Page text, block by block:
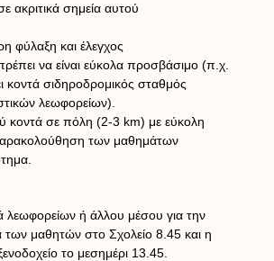
ακριτικά σημεία αυτού
και έλεγχος
να είναι εύκολα προσβάσιμο (π.χ.
κοντά σιδηροδρομικός σταθμός
λεωφορείων).
κοντά σε πόλη (2-3 km) με εύκολη
των μαθημάτων
λεωφορείων ή άλλου μέσου για την
των μαθητών στο Σχολείο 8.45 και η
το μεσημέρι 13.45.